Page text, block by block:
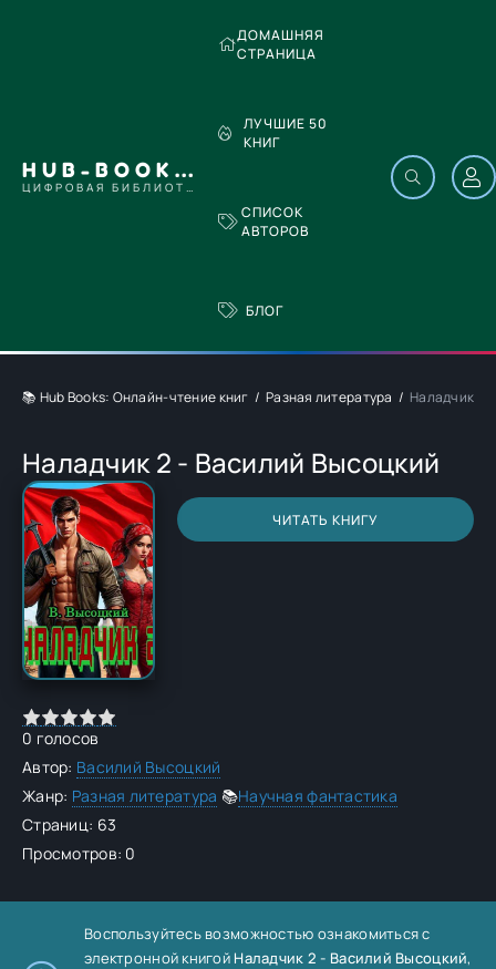
HUB-BOOKS.COM
ЦИФРОВАЯ БИБЛИОТЕКА
ДОМАШНЯЯ
СТРАНИЦА
ЛУЧШИЕ 50
КНИГ
СПИСОК
АВТОРОВ
БЛОГ
📚 Hub Books: Онлайн-чтение книг Разная литература Наладчик 2
Наладчик 2 - Василий Высоцкий
ЧИТАТЬ КНИГУ
0 голосов
Автор: Василий Высоцкий
Жанр: Разная литература 📚Научная фантастика
Страниц: 63
Просмотров: 0
Воспользуйтесь возможностью ознакомиться с
электронной книгой Наладчик 2 - Василий Высоцкий,